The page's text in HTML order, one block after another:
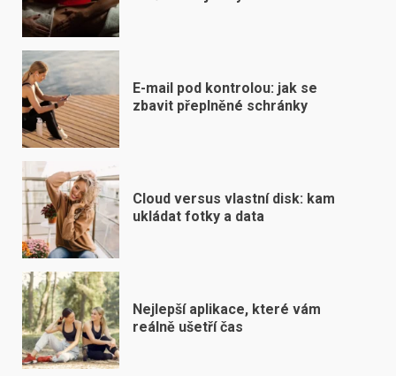
E-mail pod kontrolou: jak se
zbavit přeplněné schránky
Cloud versus vlastní disk: kam
ukládat fotky a data
Nejlepší aplikace, které vám
reálně ušetří čas